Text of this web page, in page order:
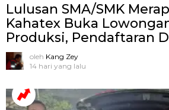
Lulusan SMA/SMK
Kahatex Buka
Produksi, Pendaftaran
oleh Kang Zey
14 hari yang lalu